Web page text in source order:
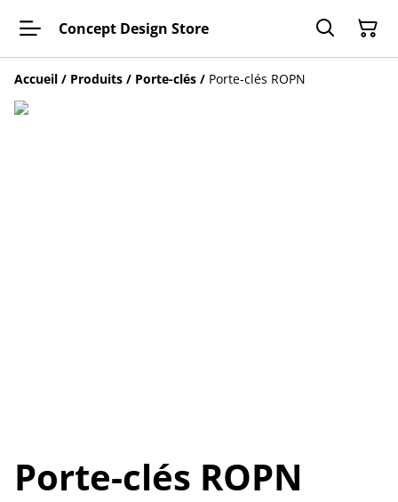
Concept Design Store
Accueil / Produits / Porte-clés / Porte-clés ROPN
Porte-clés ROPN